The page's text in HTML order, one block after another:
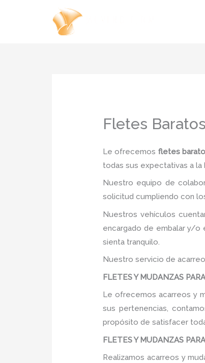
Fletes
Le ofrecemos fletes
todas sus expectativas a la
Nuestro equipo de
solicitud cumpliendo con
Nuestros vehículos
encargado de embalar y/o
sienta tranquilo.
Nuestro servicio de
FLETES Y MUDANZAS
Le ofrecemos acarreos y
sus pertenencias,
propósito de satisfacer
FLETES Y MUDANZAS
Realizamos acarreos y